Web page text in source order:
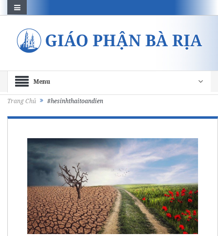
Menu
Trang Chủ #hesinhthaitoandien